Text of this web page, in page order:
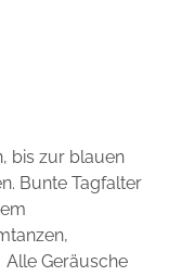
bis zur blauen
Bunte Tagfalter
Geräusche